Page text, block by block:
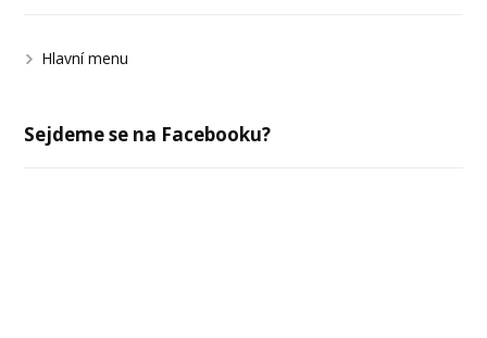
Hlavní menu
Sejdeme se na Facebooku?